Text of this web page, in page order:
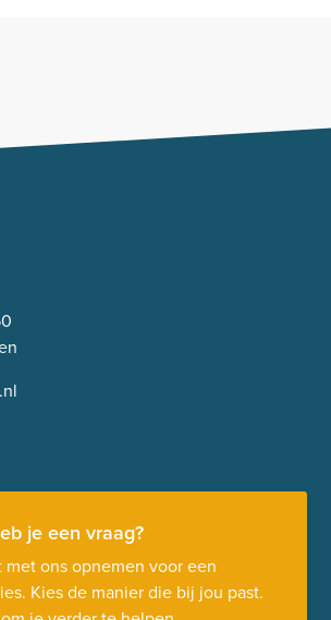
je een vraag?
ons opnemen voor een
Kies de manier die bij jou past.